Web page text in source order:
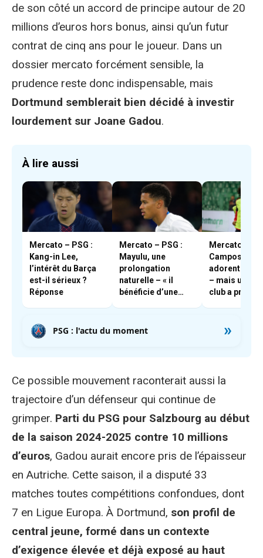
de son côté un accord de principe autour de 20
millions d’euros hors bonus, ainsi qu’un futur
contrat de cinq ans pour le joueur. Dans un
dossier mercato forcément sensible, la
prudence reste donc indispensable, mais
Dortmund semblerait bien décidé à investir
lourdement sur Joane Gadou.
À lire aussi
Mercato – PSG :
Kang-in Lee,
l’intérêt du Barça
est-il sérieux ?
Réponse
Mercato – PSG :
Mayulu, une
prolongation
naturelle – « il
bénéficie d’une
Mercato –
Campos et
adorent
– mais un
club a pris les
PSG : l'actu du moment »
Ce possible mouvement raconterait aussi la
trajectoire d’un défenseur qui continue de
grimper. Parti du PSG pour Salzbourg au début
de la saison 2024-2025 contre 10 millions
d’euros, Gadou aurait encore pris de l’épaisseur
en Autriche. Cette saison, il a disputé 33
matches toutes compétitions confondues, dont
7 en Ligue Europa. À Dortmund, son profil de
central jeune, formé dans un contexte
d’exigence élevée et déjà exposé au haut